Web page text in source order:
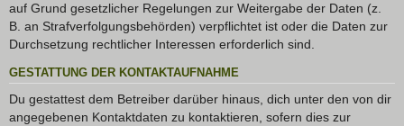
auf Grund gesetzlicher Regelungen zur Weitergabe der Daten (z.
B. an Strafverfolgungsbehörden) verpflichtet ist oder die Daten zur
Durchsetzung rechtlicher Interessen erforderlich sind.
GESTATTUNG DER KONTAKTAUFNAHME
Du gestattest dem Betreiber darüber hinaus, dich unter den von dir
angegebenen Kontaktdaten zu kontaktieren, sofern dies zur